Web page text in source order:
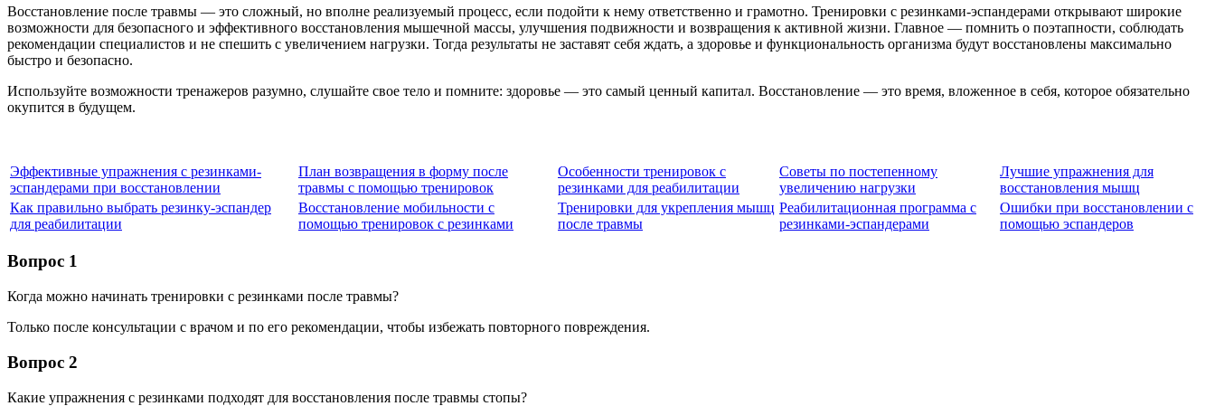
Восстановление после травмы — это сложный, но вполне реализуемый процесс, если подойти к нему ответственно и грамотно. Тренировки с резинками-эспандерами открывают широкие
возможности для безопасного и эффективного восстановления мышечной массы, улучшения подвижности и возвращения к активной жизни. Главное — помнить о поэтапности, соблюдать
рекомендации специалистов и не спешить с увеличением нагрузки. Тогда результаты не заставят себя ждать, а здоровье и функциональность организма будут восстановлены максимально
быстро и безопасно.
Используйте возможности тренажеров разумно, слушайте свое тело и помните: здоровье — это самый ценный капитал. Восстановление — это время, вложенное в себя, которое обязательно
окупится в будущем.
Эффективные упражнения с резинками-
эспандерами при восстановлении
План возвращения в форму после
травмы с помощью тренировок
Особенности тренировок с
резинками для реабилитации
Советы по постепенному
увеличению нагрузки
Лучшие упражнения для
восстановления мышц
Как правильно выбрать резинку-эспандер
для реабилитации
Восстановление мобильности с
помощью тренировок с резинками
Тренировки для укрепления мышц
после травмы
Реабилитационная программа с
резинками-эспандерами
Ошибки при восстановлении с
помощью эспандеров
Вопрос 1
Когда можно начинать тренировки с резинками после травмы?
Только после консультации с врачом и по его рекомендации, чтобы избежать повторного повреждения.
Вопрос 2
Какие упражнения с резинками подходят для восстановления после травмы стопы?